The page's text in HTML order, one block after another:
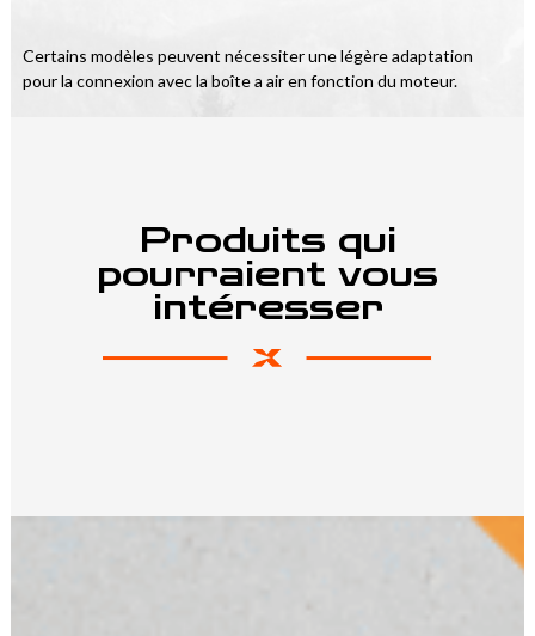
Certains modèles peuvent nécessiter une légère adaptation
pour la connexion avec la boîte a air en fonction du moteur.
Produits qui
pourraient vous
intéresser